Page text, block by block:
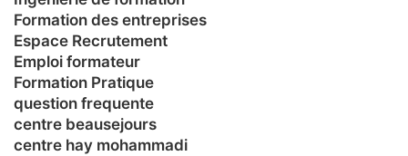
Formation des entreprises
Espace Recrutement
Emploi formateur
Formation Pratique
question frequente
centre beausejours
centre hay mohammadi